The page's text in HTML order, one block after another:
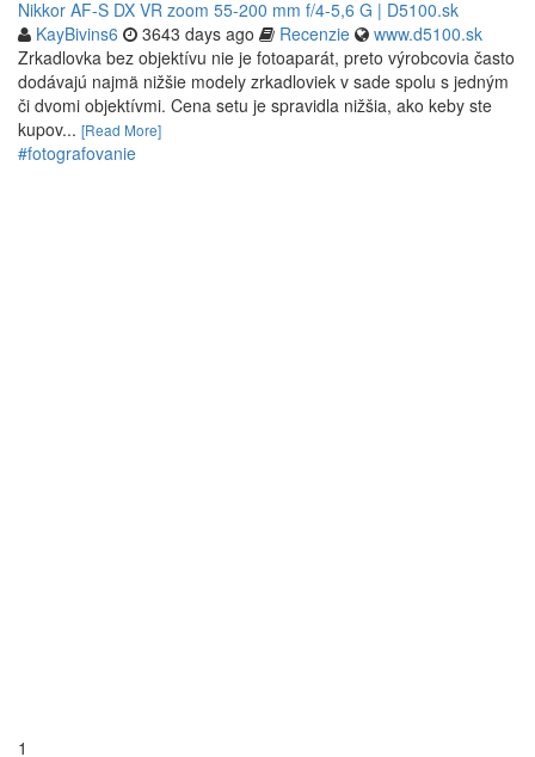
Nikkor AF-S DX VR zoom 55-200 mm f/4-5,6 G | D5100.sk
KayBivins6
3643 days ago Recenzie
www.d5100.sk
Zrkadlovka bez objektívu nie je fotoaparát, preto výrobcovia často
dodávajú najmä nižšie modely zrkadloviek v sade spolu s jedným
či dvomi objektívmi. Cena setu je spravidla nižšia, ako keby ste
kupov... [Read More]
#fotografovanie
1